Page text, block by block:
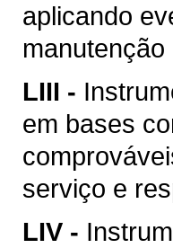
aplicando
LIII -
em bases
serviço e
LIV -